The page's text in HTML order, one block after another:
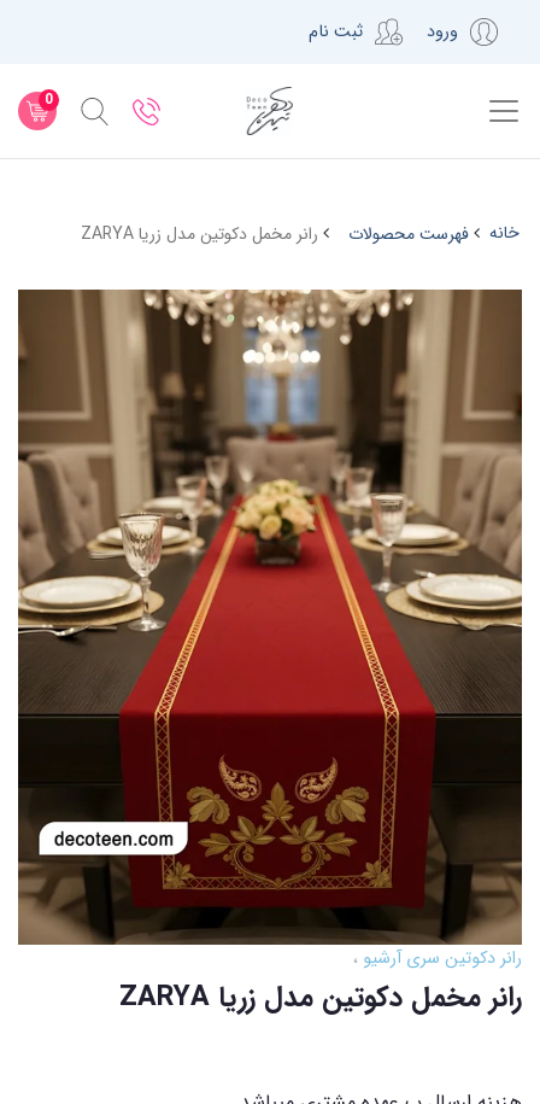
ورود ثبت نام
0
خانه فهرست محصولات رانر مخمل دکوتین مدل زریا ZARYA
رانر دکوتین سری آرشیو
رانر مخمل دکوتین مدل زریا ZARYA